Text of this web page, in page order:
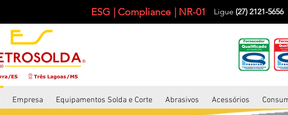
ESG | Compliance | NR-01 Ligue (27) 2121-5656
Empresa Equipamentos Solda e Corte Abrasivos Acessórios